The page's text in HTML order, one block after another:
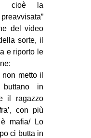
e cioè la
del video
sorte, il
e riporto le
non metto il
buttano in
il ragazzo
con più
mafia/ Lo
ci butta in